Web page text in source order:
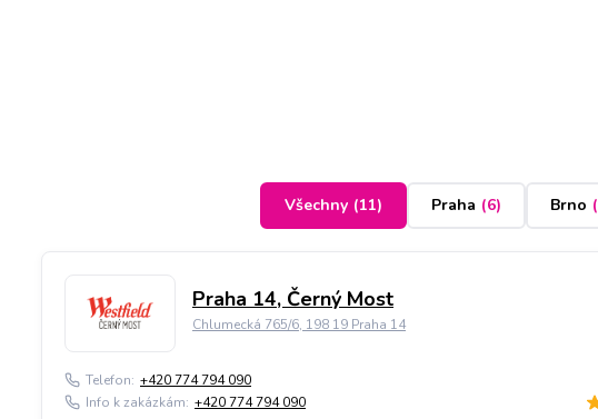
Všechny (11) Praha (6) Brno (
Praha 14, Černý Most
Chlumecká 765/6, 198 19 Praha 14
Telefon: +420 774 794 090
Info k zakázkám: +420 774 794 090